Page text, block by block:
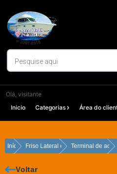
para
conteúdo
Olá, visitante
Inicio
Categorias Área do
Início Friso Lateral e VerdugoTerminal de
Voltar